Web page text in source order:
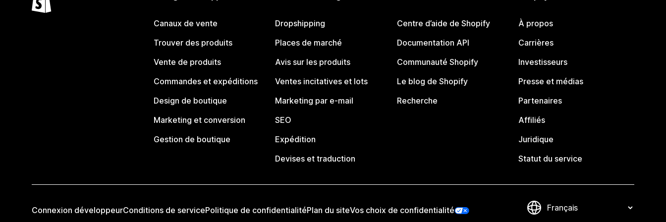
Canaux de vente
Trouver des produits
Vente de produits
Commandes et expéditions
Design de boutique
Marketing et conversion
Gestion de boutique
Dropshipping
Places de marché
Avis sur les produits
Ventes incitatives et lots
Marketing par e-mail
SEO
Expédition
Devises et traduction
Centre d’aide de Shopify
Documentation API
Communauté Shopify
Le blog de Shopify
Recherche
À propos
Carrières
Investisseurs
Presse et médias
Partenaires
Affiliés
Juridique
Statut du service
Connexion développeurConditions de servicePolitique de confidentialitéPlan du siteVos choix de confidentialité